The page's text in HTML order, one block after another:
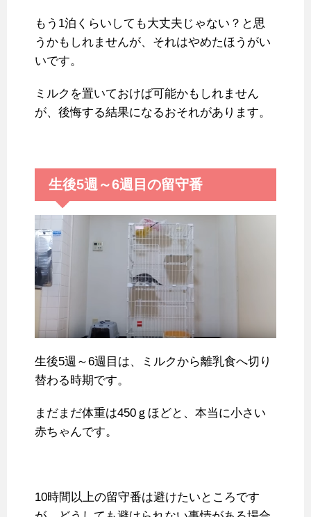
もう1泊くらいしても大丈夫じゃない？と思
うかもしれませんが、それはやめたほうがい
いです。
ミルクを置いておけば可能かもしれません
が、後悔する結果になるおそれがあります。
生後5週～6週目の留守番
生後5週～6週目は、ミルクから離乳食へ切り
替わる時期です。
まだまだ体重は450ｇほどと、本当に小さい
赤ちゃんです。
10時間以上の留守番は避けたいところです